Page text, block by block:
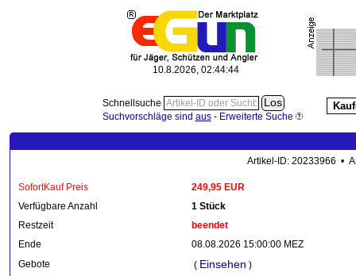
10.8.2026, 02:44:45
Schnellsuche
Suchvorschläge sind aus- Erweiterte Suche
Artikel-ID: 20233966 •
SofortKauf Preis
249,95 EUR
Verfügbare Anzahl
1 Stück
Restzeit
beendet
Ende
08.08.2026 15:00:00 MEZ
Gebote
( Einsehen )